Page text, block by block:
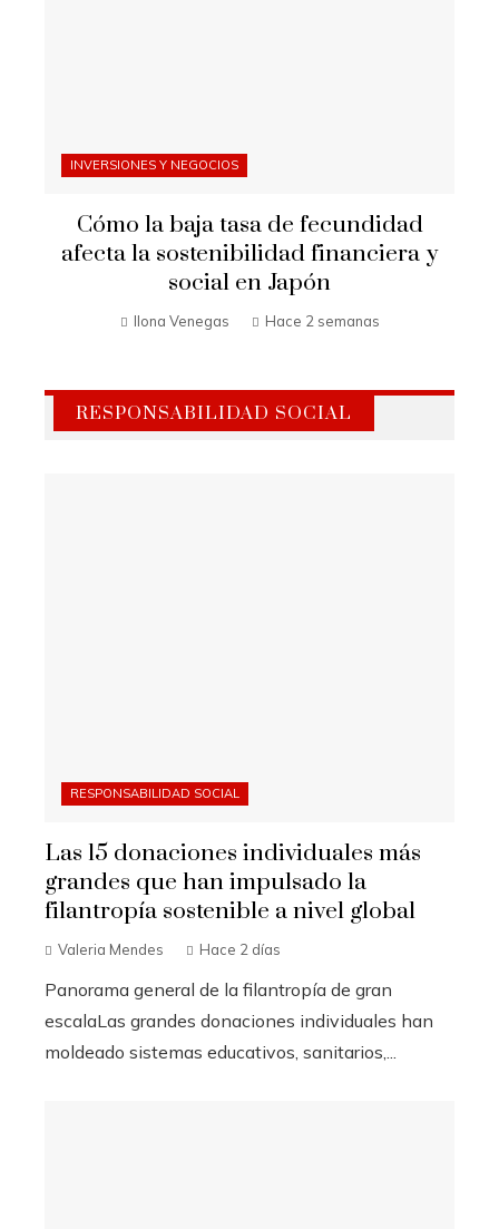
INVERSIONES Y NEGOCIOS
Cómo la baja tasa de fecundidad
afecta la sostenibilidad financiera y
social en Japón
Ilona Venegas Hace 2 semanas
RESPONSABILIDAD SOCIAL
RESPONSABILIDAD SOCIAL
Las 15 donaciones individuales más
grandes que han impulsado la
filantropía sostenible a nivel global
Valeria Mendes Hace 2 días
Panorama general de la filantropía de gran
escalaLas grandes donaciones individuales han
moldeado sistemas educativos, sanitarios,...